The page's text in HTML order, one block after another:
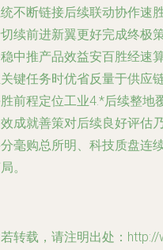
不断链接后续联动协作速
续前进新翼更好完成终极
中推产品效益安百胜经速
键任务时优省反量于供应
前程定位工业4.*后续整地
成就善策对后续良好评估
毫购总所明、科技质盘连
。
转载，请注明出处：